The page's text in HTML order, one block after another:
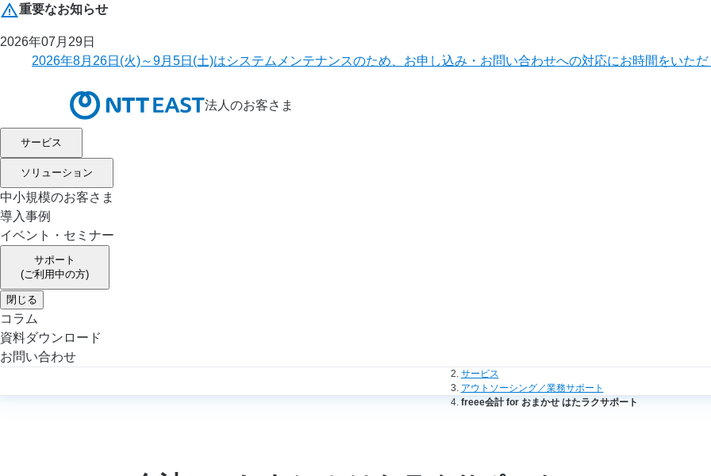
重要なお知らせ
2026年07月29日
2026年8月26日(火)～9月5日(土)はシステムメンテナンスのため、お申し込み・お問い合わせへの対応にお時間をいた
法人のお客さま
サービス
ソリューション
中小規模のお客さま
導入事例
イベント・セミナー
サポート
(ご利用中の方)
閉じる
コラム
資料ダウンロード
お問い合わせ
サービス
アウトソーシング／業務サポート
freee会計 for おまかせ はたラクサポート